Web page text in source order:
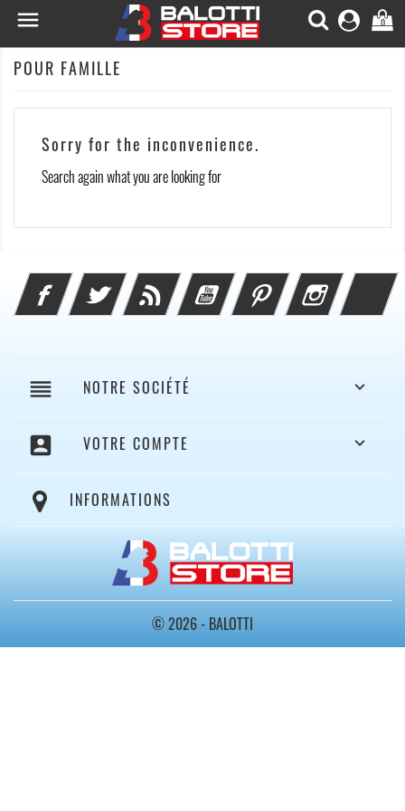
 0
POUR FAMILLE
Sorry for the inconvenience.
Search again what you are looking for
FacebookTwitter Rss YouTube PinterestInstagram
reorder NOTRE SOCIÉTÉ 
account_box VOTRE COMPTE 
INFORMATIONS
© 2026 - BALOTTI